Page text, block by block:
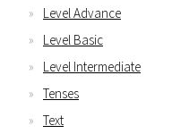
Level Advance
Level Basic
Level Intermediate
Tenses
Text